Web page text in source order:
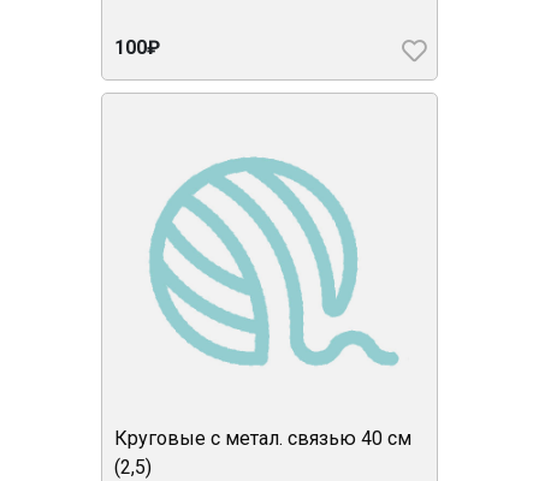
100₽
Круговые с метал. связью 40 см
(2,5)